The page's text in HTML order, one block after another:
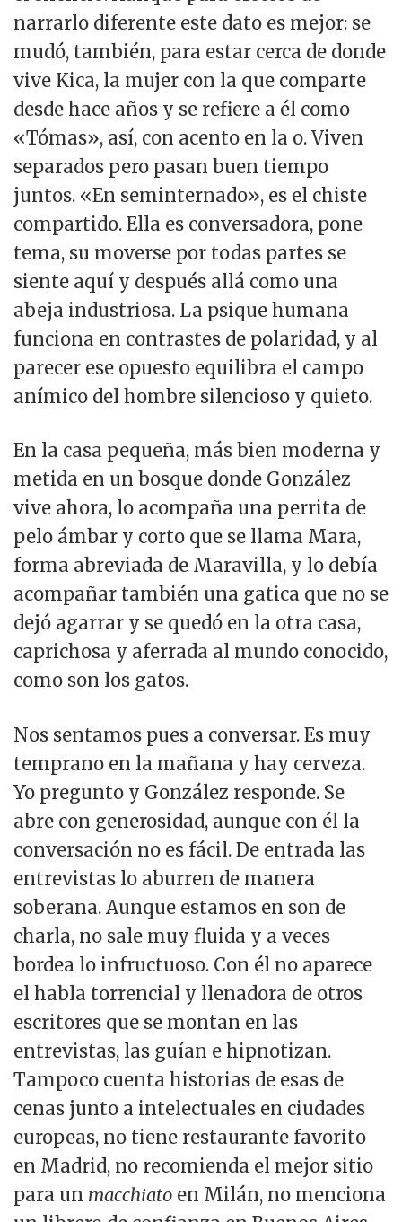
narrarlo diferente este dato es mejor: se
mudó, también, para estar cerca de donde
vive Kica, la mujer con la que comparte
desde hace años y se refiere a él como
«Tómas», así, con acento en la o. Viven
separados pero pasan buen tiempo
juntos. «En seminternado», es el chiste
compartido. Ella es conversadora, pone
tema, su moverse por todas partes se
siente aquí y después allá como una
abeja industriosa. La psique humana
funciona en contrastes de polaridad, y al
parecer ese opuesto equilibra el campo
anímico del hombre silencioso y quieto.
En la casa pequeña, más bien moderna y
metida en un bosque donde González
vive ahora, lo acompaña una perrita de
pelo ámbar y corto que se llama Mara,
forma abreviada de Maravilla, y lo debía
acompañar también una gatica que no se
dejó agarrar y se quedó en la otra casa,
caprichosa y aferrada al mundo conocido,
como son los gatos.
Nos sentamos pues a conversar. Es muy
temprano en la mañana y hay cerveza.
Yo pregunto y González responde. Se
abre con generosidad, aunque con él la
conversación no es fácil. De entrada las
entrevistas lo aburren de manera
soberana. Aunque estamos en son de
charla, no sale muy fluida y a veces
bordea lo infructuoso. Con él no aparece
el habla torrencial y llenadora de otros
escritores que se montan en las
entrevistas, las guían e hipnotizan.
Tampoco cuenta historias de esas de
cenas junto a intelectuales en ciudades
europeas, no tiene restaurante favorito
en Madrid, no recomienda el mejor sitio
para un macchiato en Milán, no menciona